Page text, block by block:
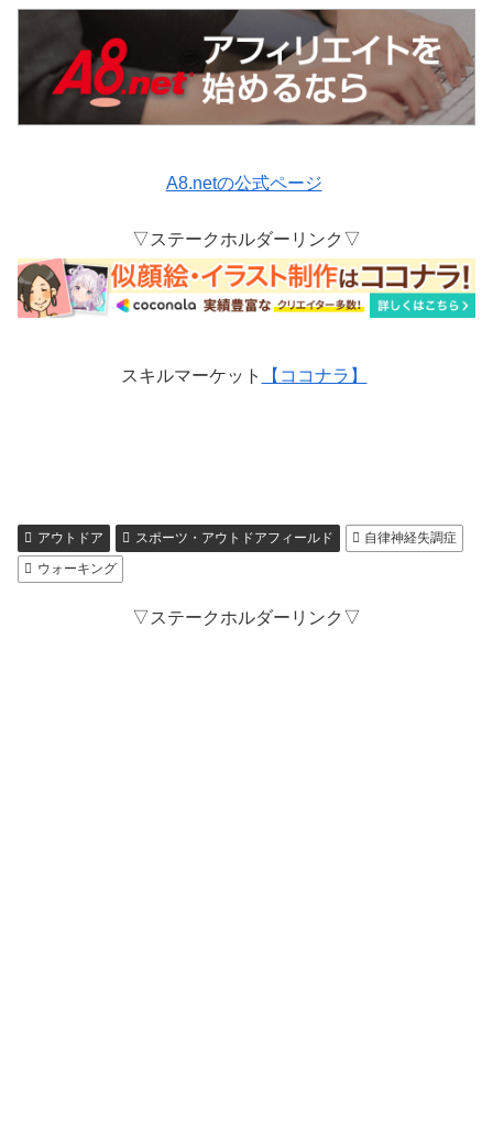
A8.netの公式ページ
▽ステークホルダーリンク▽
スキルマーケット 【ココナラ】
アウトドア スポーツ・アウトドアフィールド
自律神経失調症
ウォーキング
▽ステークホルダーリンク▽